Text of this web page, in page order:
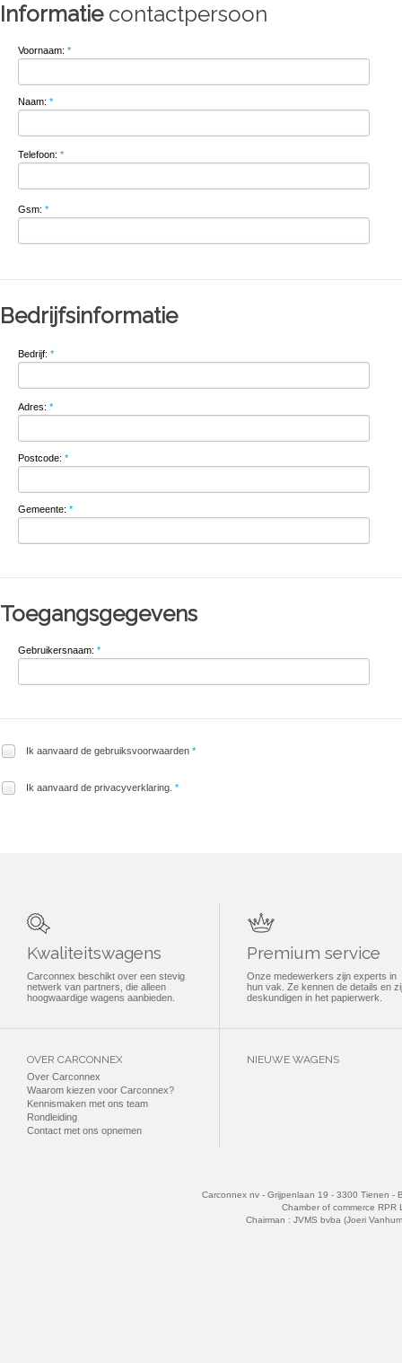
Informatiecontactpersoon
Voornaam: *
Naam: *
Telefoon: *
Gsm: *
Bedrijfsinformatie
Bedrijf: *
Adres: *
Postcode: *
Gemeente: *
Toegangsgegevens
Gebruikersnaam: *
Ik aanvaard de gebruiksvoorwaarden *
Ik aanvaard de privacyverklaring. *
Kwaliteitswagens
Carconnex beschikt over een stevig
netwerk van partners, die alleen
hoogwaardige wagens aanbieden.
Premium service
Onze medewerkers zijn experts in
hun vak. Ze kennen de details en
deskundigen in het papierwerk.
OVER CARCONNEX
Over Carconnex
Waarom kiezen voor Carconnex?
Kennismaken met ons team
Rondleiding
Contact met ons opnemen
NIEUWE WAGENS
Carconnex nv - Grijpenlaan 19 - 3300 Tienen -
Chamber of commerce RPR
Chairman : JVMS bvba (Joeri